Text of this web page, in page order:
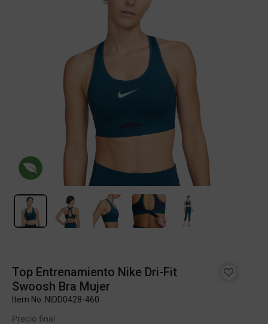
Top Entrenamiento Nike Dri-Fit
Swoosh Bra Mujer
Item No. NIDD0428-460
Precio final